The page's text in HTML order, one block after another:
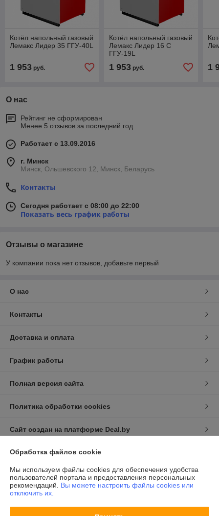
Котёл напольный газовый
Лемакс Лидер 35 ГГУ-40L
1 953 руб.
Котёл напольный газовый
Лемакс Лидер 16 С
ГГУ-19L
1 953руб. 1
О нас
Рейтинг не сформирован
Менее 5 отзывов за последний год
Работает с 13.09.2016
г. Минск
Минск, Ольшевского 12, Минск, Беларусь
Контакты
Сегодня работает с 08:00 до 22:00
Показать весь график работы
Отзывы о магазине
У компании пока нет отзывов, добавьте первый
О нас
Контакты
Доставка и оплата
График работы
Полная версия сайта
Политика обработки cookies
Сайт создан на платформе Deal.by
Индивидуальный предприниматель:ИП Халявко Владимир
Анатольевич
220141, г. Минск, ул. Ф. Скорины 37-72
Регистрационный номер ЕГР: 193207107
Обработка файлов cookie
Мы используем файлы cookies для обеспечения удобства
пользователей портала и предоставления персональных
рекомендаций. Вы можете настроить файлы cookies или
отключить их.